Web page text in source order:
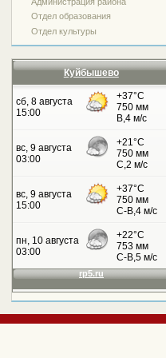
Отдел образования
Отдел культуры
Куйбышево